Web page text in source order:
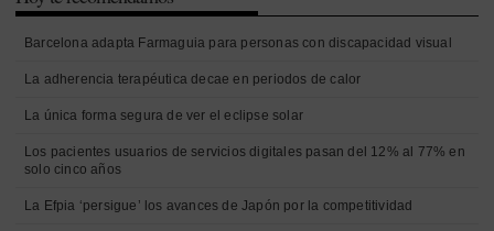
Barcelona adapta Farmaguia para personas con discapacidad visual
La adherencia terapéutica decae en periodos de calor
La única forma segura de ver el eclipse solar
Los pacientes usuarios de servicios digitales pasan del 12% al 77% en
solo cinco años
La Efpia ‘persigue’ los avances de Japón por la competitividad